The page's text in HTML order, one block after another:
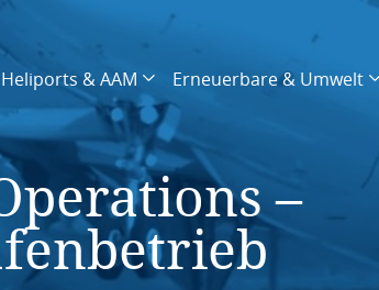
Heliports & AAM Erneuerbare & Umwelt
–